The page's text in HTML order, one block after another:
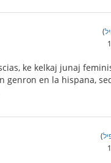
)
ke kelkaj junaj
genron en la hispana,
)